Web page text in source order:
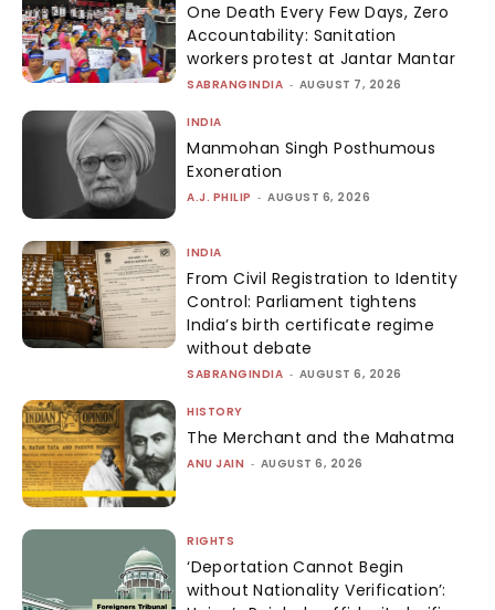
One Death Every Few Days, Zero
Accountability: Sanitation
workers protest at Jantar Mantar
SABRANGINDIA - AUGUST 7, 2026
INDIA
Manmohan Singh Posthumous
Exoneration
A.J. PHILIP - AUGUST 6, 2026
INDIA
From Civil Registration to Identity
Control: Parliament tightens
India’s birth certificate regime
without debate
SABRANGINDIA - AUGUST 6, 2026
HISTORY
The Merchant and the Mahatma
ANU JAIN - AUGUST 6, 2026
RIGHTS
‘Deportation Cannot Begin
without Nationality Verification’: